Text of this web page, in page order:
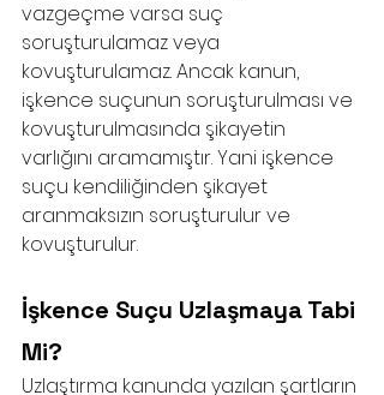
vazgeçme varsa suç
soruşturulamaz veya
kovuşturulamaz. Ancak kanun,
işkence suçunun soruşturulması ve
kovuşturulmasında şikayetin
varlığını aramamıştır. Yani işkence
suçu kendiliğinden şikayet
aranmaksızın soruşturulur ve
kovuşturulur.
İşkence Suçu Uzlaşmaya Tabi
Mi?
Uzlaştırma kanunda yazılan şartların